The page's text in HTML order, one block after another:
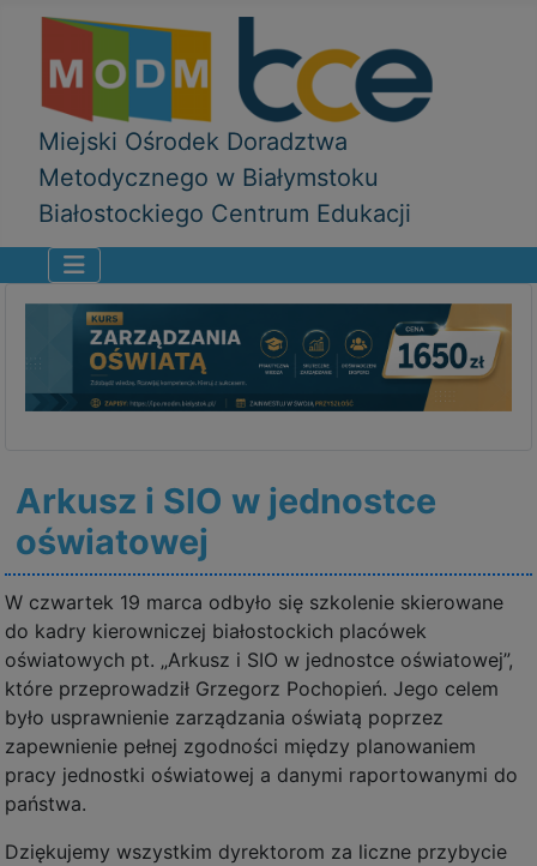
Miejski Ośrodek Doradztwa
Metodycznego w Białymstoku
Białostockiego Centrum Edukacji
Arkusz i SIO w jednostce
oświatowej
W czwartek 19 marca odbyło się szkolenie skierowane
do kadry kierowniczej białostockich placówek
oświatowych pt. „Arkusz i SIO w jednostce oświatowej”,
które przeprowadził Grzegorz Pochopień. Jego celem
było usprawnienie zarządzania oświatą poprzez
zapewnienie pełnej zgodności między planowaniem
pracy jednostki oświatowej a danymi raportowanymi do
państwa.
Dziękujemy wszystkim dyrektorom za liczne przybycie